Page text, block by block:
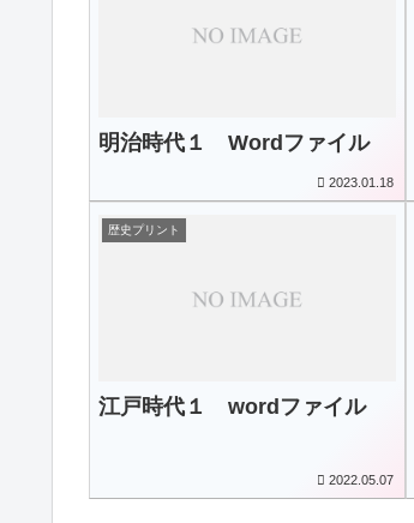
明治時代１ Wordファイル
2023.01.18
歴史プリント
江戸時代１ wordファイル
2022.05.07